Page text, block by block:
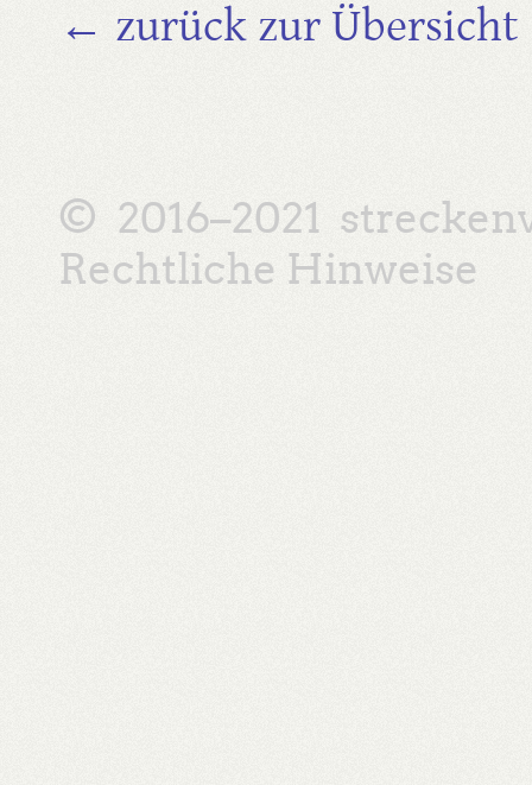
← zurück zur Übersicht
© 2016–2021
Rechtliche Hinweise